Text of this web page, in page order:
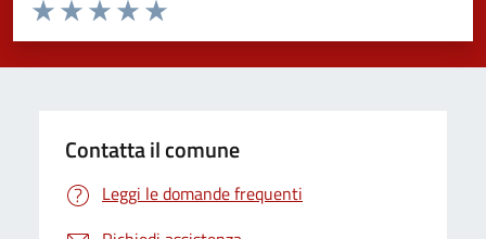
Domanda
Valuta 5 stelle su 5
Valuta 4 stelle su 5
Valuta 3 stelle su 5
Valuta 2 stelle su 5
Valuta 1 stelle su 5
Contatta il comune
Leggi le domande frequenti